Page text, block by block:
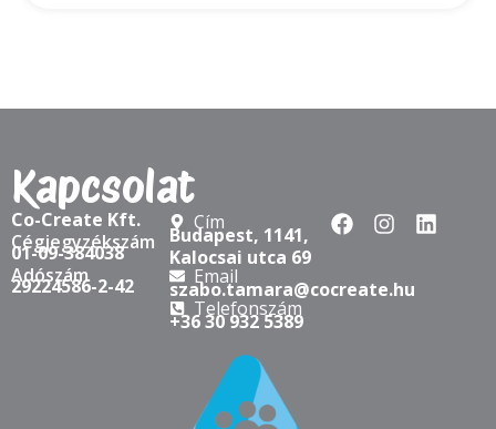
Kapcsolat
Co-Create Kft.
Cégjegyzékszám
01-09-384038
Adószám
29224586-2-42
Cím
Budapest, 1141,
Kalocsai utca 69
Email
szabo.tamara@cocreate.hu
Telefonszám
+36 30 932 5389